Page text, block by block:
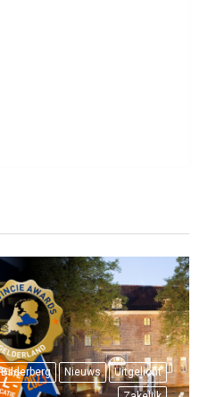
Bilderberg Nieuws
Uitgelicht